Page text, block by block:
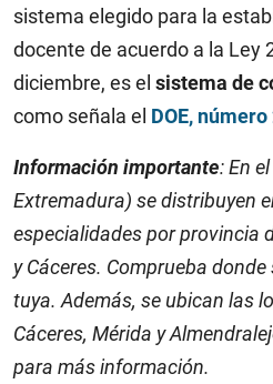
sistema elegido para la
docente de acuerdo a la Ley
diciembre, es el sistema de
como señala el DOE, número
Información importante: En
Extremadura) se distribuyen
especialidades por provincia
y Cáceres. Comprueba
tuya. Además, se ubican las
Cáceres, Mérida y
para más información.